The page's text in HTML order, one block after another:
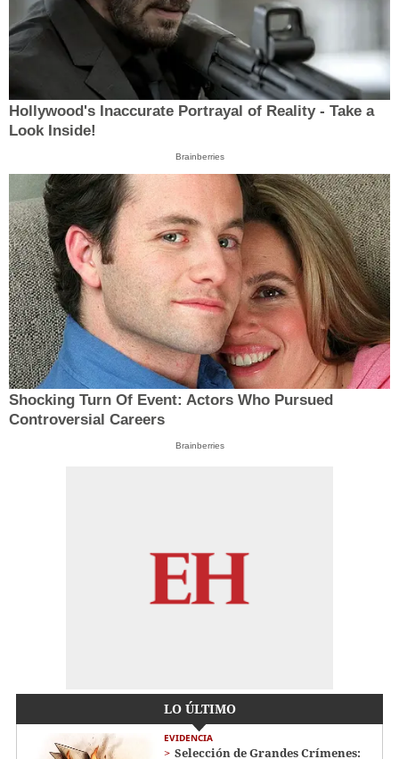
Hollywood's Inaccurate Portrayal of Reality - Take a
Look Inside!
Brainberries
Shocking Turn Of Event: Actors Who Pursued
Controversial Careers
Brainberries
LO ÚLTIMO
EVIDENCIA
Selección de Grandes Crímenes: